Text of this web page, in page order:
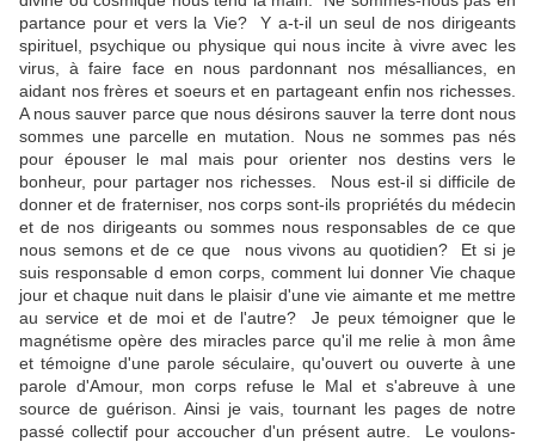
partance pour et vers la Vie? Y a-t-il un seul de nos dirigeants
spirituel, psychique ou physique qui nous incite à vivre avec les
virus, à faire face en nous pardonnant nos mésalliances, en
aidant nos frères et soeurs et en partageant enfin nos richesses.
A nous sauver parce que nous désirons sauver la terre dont nous
sommes une parcelle en mutation. Nous ne sommes pas nés
pour épouser le mal mais pour orienter nos destins vers le
bonheur, pour partager nos richesses. Nous est-il si difficile de
donner et de fraterniser, nos corps sont-ils propriétés du médecin
et de nos dirigeants ou sommes nous responsables de ce que
nous semons et de ce que nous vivons au quotidien? Et si je
suis responsable d emon corps, comment lui donner Vie chaque
jour et chaque nuit dans le plaisir d'une vie aimante et me mettre
au service et de moi et de l'autre? Je peux témoigner que le
magnétisme opère des miracles parce qu'il me relie à mon âme
et témoigne d'une parole séculaire, qu'ouvert ou ouverte à une
parole d'Amour, mon corps refuse le Mal et s'abreuve à une
source de guérison. Ainsi je vais, tournant les pages de notre
passé collectif pour accoucher d'un présent autre. Le voulons-